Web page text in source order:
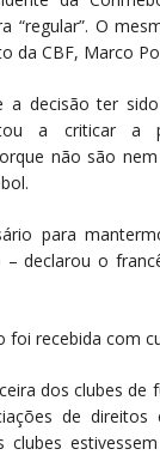
“regular”. O
da CBF, Marco
a decisão ter
a criticar a
não são
para
– declarou o
foi recebida com
dos clubes de
de direitos
clubes